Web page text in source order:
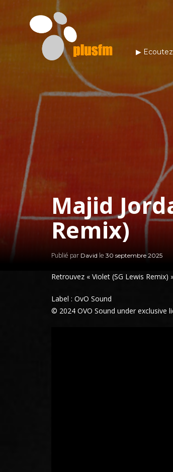
▶︎
Majid
Remix)
Publié par David le 30 septembre 2025
Retrouvez « Violet (SG Lewis Remix)
Label : OvO Sound
© 2024 OVO Sound under exclusive